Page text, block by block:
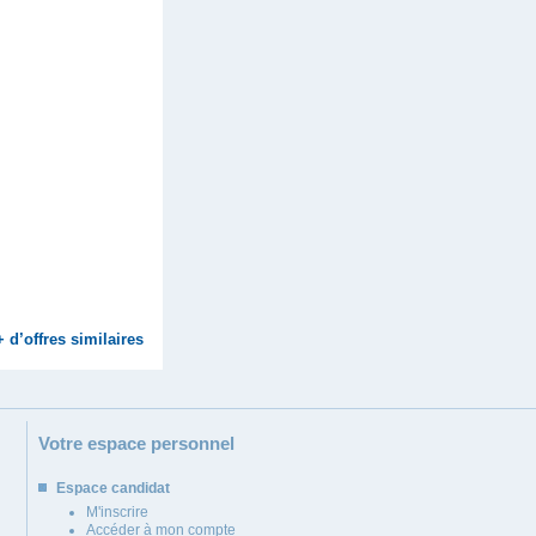
d’offres similaires
Votre espace personnel
Espace candidat
M'inscrire
Accéder à mon compte